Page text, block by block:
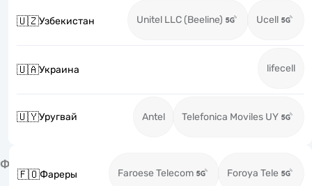
🇺🇿Узбекистан Unitel LLC (Beeline) Ucell
🇺🇦Украина lifecell
🇺🇾Уругвай Antel Telefonica Moviles UY
Ф
🇫🇴Фареры Faroese Telecom Foroya Tele